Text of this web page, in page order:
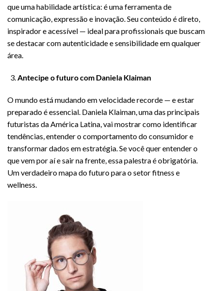
que uma habilidade artística: é uma ferramenta de
comunicação, expressão e inovação. Seu conteúdo é direto,
inspirador e acessível — ideal para profissionais que buscam
se destacar com autenticidade e sensibilidade em qualquer
área.
Antecipe o futuro com Daniela Klaiman
O mundo está mudando em velocidade recorde — e estar
preparado é essencial. Daniela Klaiman, uma das principais
futuristas da América Latina, vai mostrar como identificar
tendências, entender o comportamento do consumidor e
transformar dados em estratégia. Se você quer entender o
que vem por aí e sair na frente, essa palestra é obrigatória.
Um verdadeiro mapa do futuro para o setor fitness e
wellness.